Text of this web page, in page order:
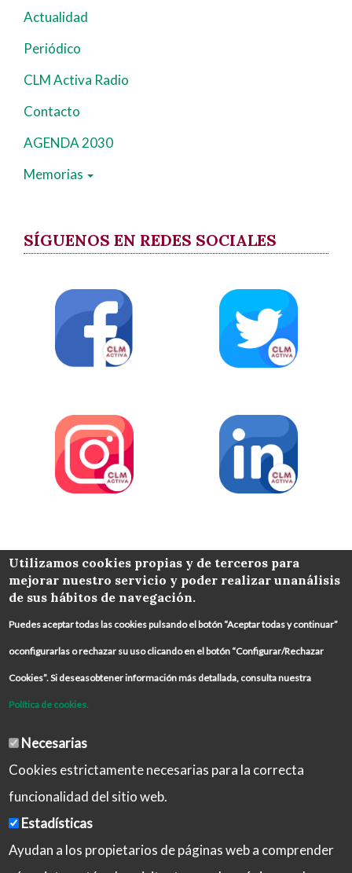
Actualidad
Periódico
CLM Activa Radio
Contacto
AGENDA 2030
Memorias
SÍGUENOS EN REDES SOCIALES
COLABORA
Utilizamos cookies propias y de terceros para
mejorar nuestro servicio y poder realizar unanálisis
de sus hábitos de navegación.
Puedes aceptar todas las cookies pulsando el botón “Aceptar todas y continuar”
oconfigurarlas o rechazar su uso clicando en el botón “Configurar/Rechazar
Cookies”. Si deseasobtener información más detallada, consulta nuestra
Política de cookies.
Necesarias
Cookies estrictamente necesarias para la correcta
funcionalidad del sitio web.
Estadísticas
Ayudan a los propietarios de páginas web a comprender